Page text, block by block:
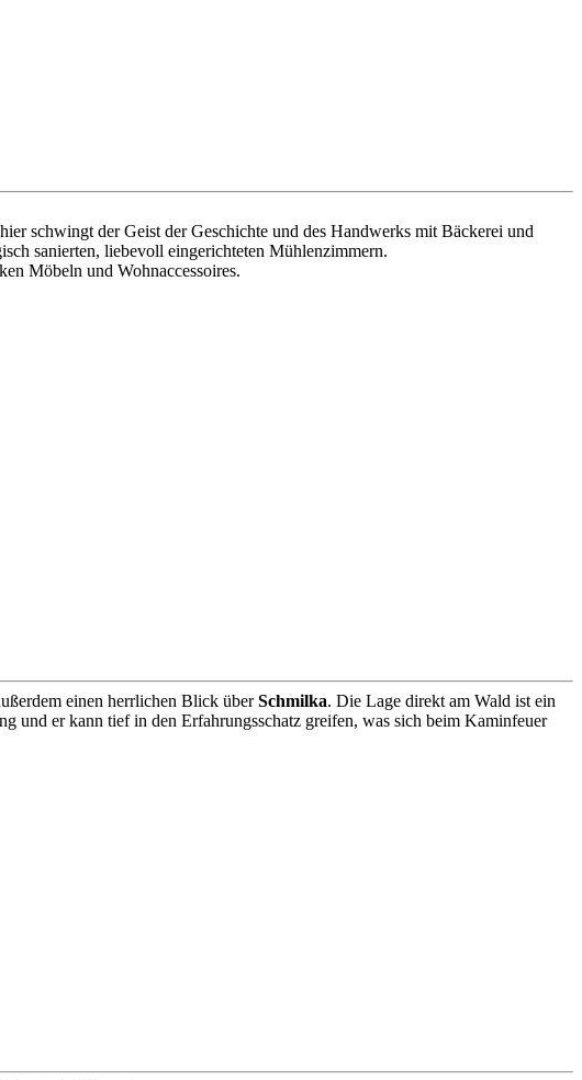
schwingt der Geist der Geschichte und des Handwerks mit Bäckerei und
sanierten, liebevoll eingerichteten Mühlenzimmern.
Möbeln und Wohnaccessoires.
einen herrlichen Blick überSchmilka. Die Lage direkt am Wald ist ein
und er kann tief in den Erfahrungsschatz greifen, was sich beim Kaminfeuer